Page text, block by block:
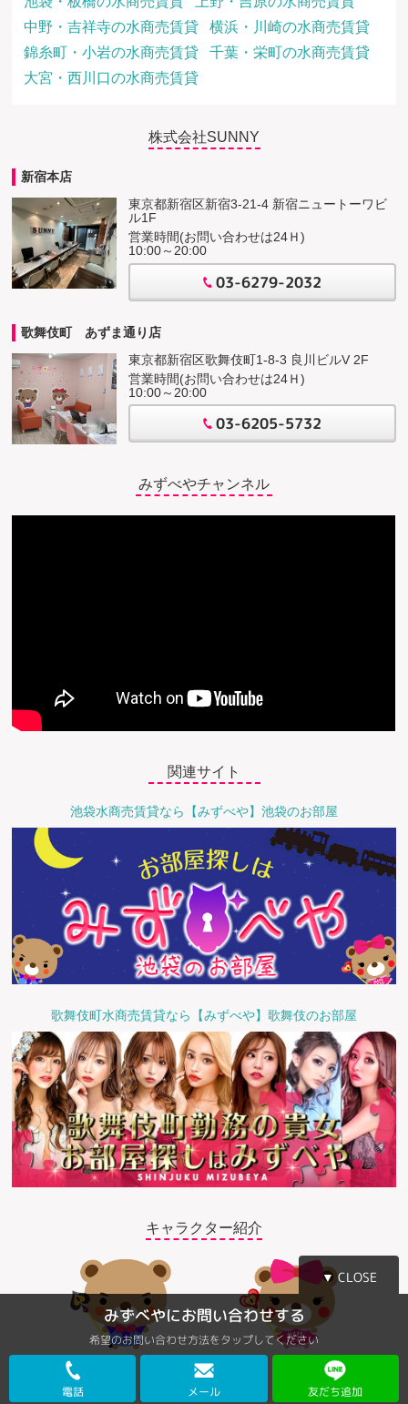
▼ CLOSE
みずべやにお問い合わせする
希望のお問い合わせ方法をタップしてください
電話 メール 友だち追加
中野・吉祥寺の水商売賃貸
横浜・川崎の水商売賃貸
錦糸町・小岩の水商売賃貸
千葉・栄町の水商売賃貸
大宮・西川口の水商売賃貸
株式会社SUNNY
新宿本店
東京都新宿区新宿3-21-4 新宿ニュートーワビ
ル1F
営業時間(お問い合わせは24Ｈ)
10:00～20:00
03-6279-2032
歌舞伎町 あずま通り店
東京都新宿区歌舞伎町1-8-3 良川ビルV 2F
営業時間(お問い合わせは24Ｈ)
10:00～20:00
03-6205-5732
みずべやチャンネル
関連サイト
池袋水商売賃貸なら【みずべや】池袋のお部屋
歌舞伎町水商売賃貸なら【みずべや】歌舞伎のお部屋
キャラクター紹介
©2018 みずべや